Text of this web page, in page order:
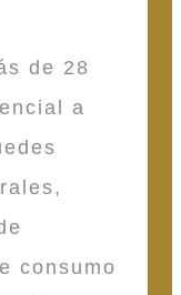
de 28
a
consumo